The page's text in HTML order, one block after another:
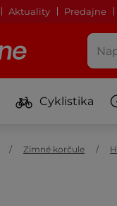
Aktuality Predajne
Cyklistika
Zimné korčule